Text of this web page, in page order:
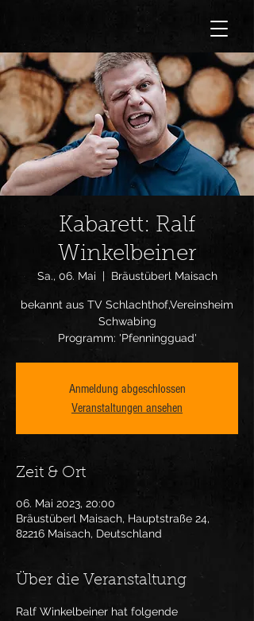
Kabarett: Ralf
Winkelbeiner
Sa., 06. Mai
  |
Bräustüberl Maisach
bekannt aus TV Schlachthof,Vereinsheim
Schwabing
Programm: 'Pfenningguad'
Anmeldung abgeschlossen
Veranstaltungen ansehen
Zeit & Ort
06. Mai 2023, 20:00
Bräustüberl Maisach, Hauptstraße 24,
82216 Maisach, Deutschland
Über die Veranstaltung
Ralf Winkelbeiner hat folgende